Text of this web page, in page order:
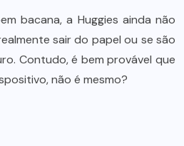
bacana, a Huggies ainda não
sair do papel ou se são
Contudo, é bem provável que
não é mesmo?